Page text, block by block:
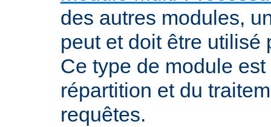
des autres modules,
peut et doit être utilisé
Ce type de module
répartition et du
requêtes.